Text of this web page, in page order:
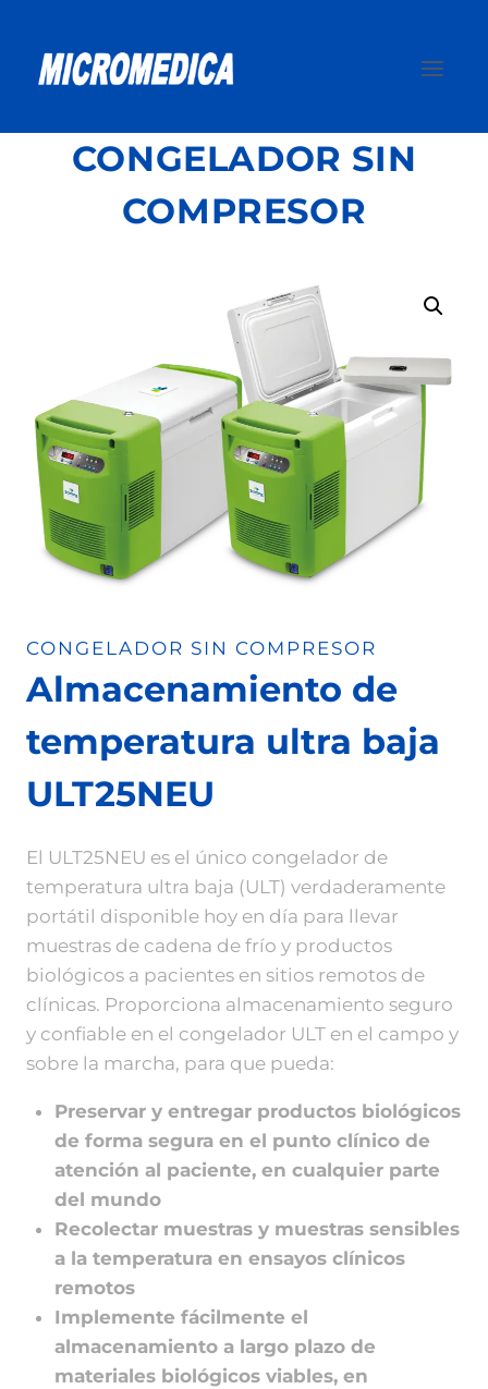
contenido
CONGELADOR SIN
COMPRESOR
CONGELADOR SIN COMPRESOR
Almacenamiento de
temperatura ultra baja
ULT25NEU
El ULT25NEU es el único congelador de
temperatura ultra baja (ULT) verdaderamente
portátil disponible hoy en día para llevar
muestras de cadena de frío y productos
biológicos a pacientes en sitios remotos de
clínicas. Proporciona almacenamiento seguro
y confiable en el congelador ULT en el campo y
sobre la marcha, para que pueda:
Preservar y entregar productos biológicos
de forma segura en el punto clínico de
atención al paciente, en cualquier parte
del mundo
Recolectar muestras y muestras sensibles
a la temperatura en ensayos clínicos
remotos
Implemente fácilmente el
almacenamiento a largo plazo de
materiales biológicos viables, en